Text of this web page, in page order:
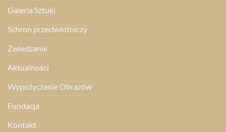
Galeria Sztuki
Schron przeciwlotniczy
Zwiedzanie
Aktualności
Wypożyczanie Obrazów
Fundacja
Kontakt